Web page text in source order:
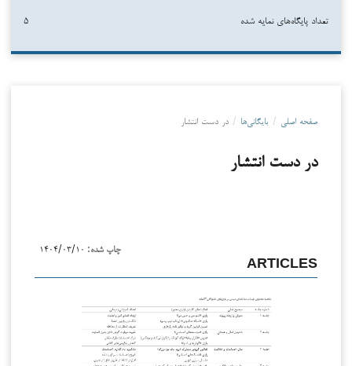
تعداد پایگاه‌های نمایه شده ۵
صفحه اصلی / بایگانی‌ها / در دست انتشار
در دست انتشار
چاپ شده: ۱۴۰۴/۰۳/۱۰
ARTICLES